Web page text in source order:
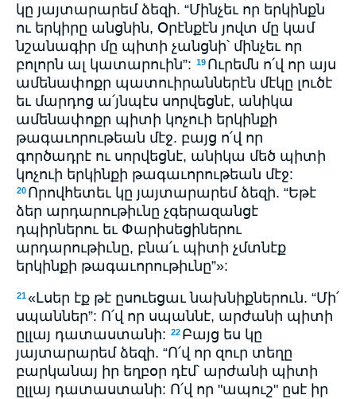
կը յայտարարեմ ձեզի. “Մինչեւ որ երկինքն
ու երկիրը անցնին, Օրէնքէն յովտ մը կամ
նշանագիր մը պիտի չանցնի՝ մինչեւ որ
բոլորն ալ կատարուին”: 19 Ուրեմն ո՛վ որ այս
ամենափոքր պատուիրաններէն մէկը լուծէ
եւ մարդոց ա՛յնպէս սորվեցնէ, անիկա
ամենափոքր պիտի կոչուի երկինքի
թագաւորութեան մէջ. բայց ո՛վ որ
գործադրէ ու սորվեցնէ, անիկա մեծ պիտի
կոչուի երկինքի թագաւորութեան մէջ:
20 Որովհետեւ կը յայտարարեմ ձեզի. “Եթէ
ձեր արդարութիւնը չգերազանցէ
դպիրներու եւ Փարիսեցիներու
արդարութիւնը, բնա՛ւ պիտի չմտնէք
երկինքի թագաւորութիւնը”»:
21«Լսեր էք թէ ըսուեցաւ նախնիքներուն. “Մի՛
սպաններ”: Ո՛վ որ սպաննէ, արժանի պիտի
ըլլայ դատաստանի: 22 Բայց ես կը
յայտարարեմ ձեզի. “Ո՛վ որ զուր տեղը
բարկանայ իր եղբօր դէմ՝ արժանի պիտի
ըլլայ դատաստանի: Ո՛վ որ "ապուշ" ըսէ իր